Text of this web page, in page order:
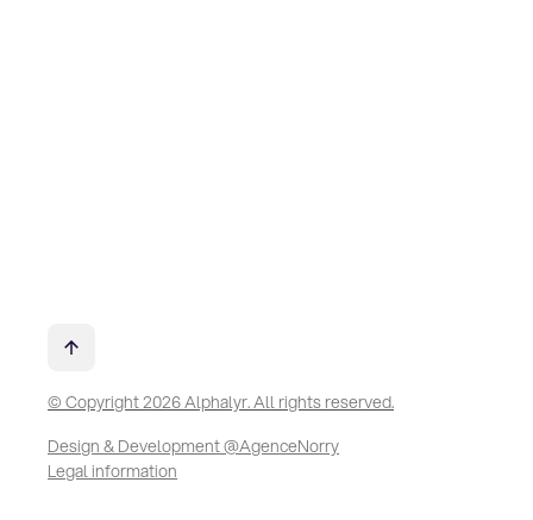
© Copyright 2026 Alphalyr. All rights reserved.
Design & Development @AgenceNorry
Legal information